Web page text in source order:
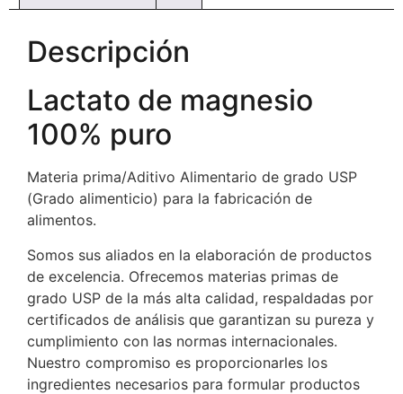
Descripción
Lactato de magnesio
100% puro
Materia prima/Aditivo Alimentario de grado USP
(Grado alimenticio) para la fabricación de
alimentos.
Somos sus aliados en la elaboración de productos
de excelencia. Ofrecemos materias primas de
grado USP de la más alta calidad, respaldadas por
certificados de análisis que garantizan su pureza y
cumplimiento con las normas internacionales.
Nuestro compromiso es proporcionarles los
ingredientes necesarios para formular productos